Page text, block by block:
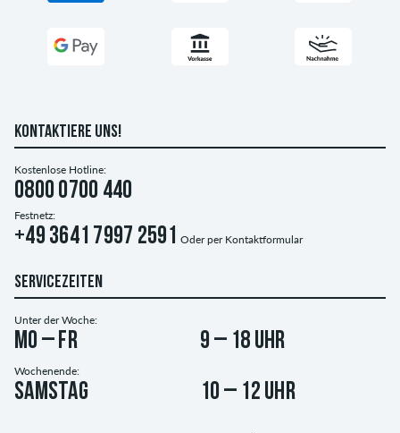
KONTAKTIERE UNS!
Kostenlose Hotline:
0800 0700 440
Festnetz:
+49 3641 7997 2591 Oder per Kontaktformular
SERVICEZEITEN
Unter der Woche:
Mo – Fr 9 – 18 Uhr
Wochenende:
Samstag 10 – 12 Uhr